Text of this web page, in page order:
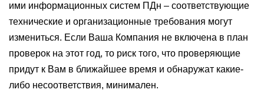
ими информационных систем ПДн – соответствующие
технические и организационные требования могут
измениться. Если Ваша Компания не включена в план
проверок на этот год, то риск того, что проверяющие
придут к Вам в ближайшее время и обнаружат какие-
либо несоответствия, минимален.